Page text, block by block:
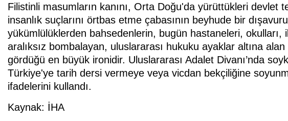
Filistinli masumların kanını, Orta Doğu'da yürüttükleri devlet
insanlık suçlarını örtbas etme çabasının beyhude bir
yükümlülüklerden bahsedenlerin, bugün hastaneleri, okulları,
aralıksız bombalayan, uluslararası hukuku ayaklar altına
gördüğü en büyük ironidir. Uluslararası Adalet Divanı’nda
Türkiye'ye tarih dersi vermeye veya vicdan bekçiliğine
ifadelerini kullandı.
Kaynak: İHA